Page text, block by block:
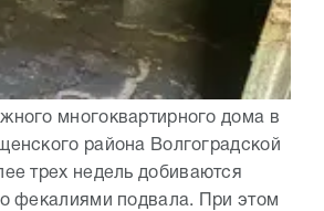
многоквартирного дома в
района Волгоградской
трех недель добиваются
фекалиями подвала. При этом